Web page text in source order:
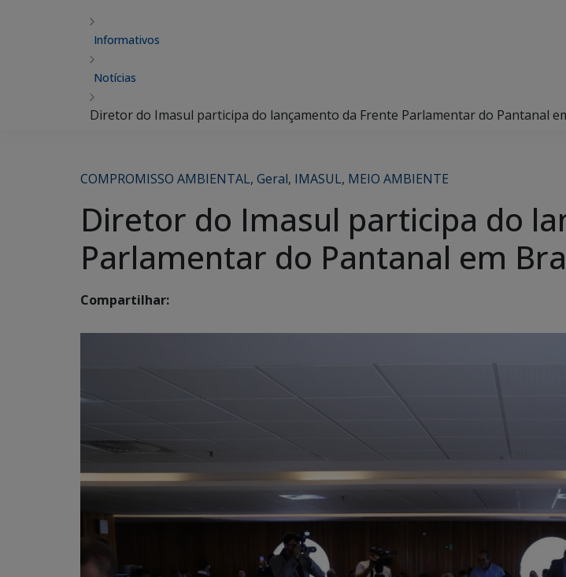
Informativos
Notícias
Diretor do Imasul participa do lançamento da Frente Parlamentar do Pantanal
COMPROMISSO AMBIENTAL, Geral, IMASUL, MEIO AMBIENTE
Diretor do Imasul participa do
Parlamentar do Pantanal em
Compartilhar: